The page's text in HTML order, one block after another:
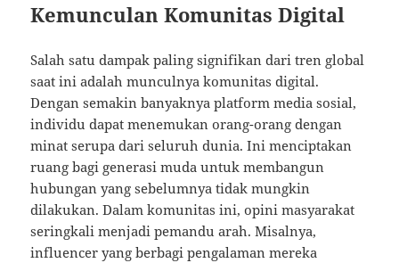
Kemunculan Komunitas Digital
Salah satu dampak paling signifikan dari tren global
saat ini adalah munculnya komunitas digital.
Dengan semakin banyaknya platform media sosial,
individu dapat menemukan orang-orang dengan
minat serupa dari seluruh dunia. Ini menciptakan
ruang bagi generasi muda untuk membangun
hubungan yang sebelumnya tidak mungkin
dilakukan. Dalam komunitas ini, opini masyarakat
seringkali menjadi pemandu arah. Misalnya,
influencer yang berbagi pengalaman mereka